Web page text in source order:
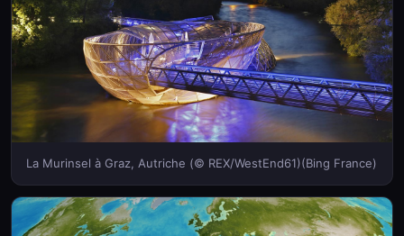
La Murinsel à Graz, Autriche (© REX/WestEnd61)(Bing France)